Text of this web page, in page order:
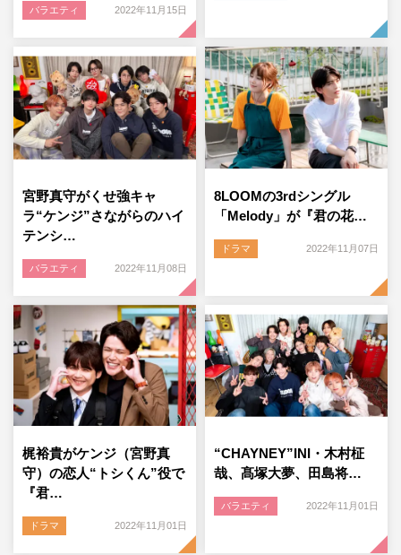
バラエティ 2022年11月15日
宮野真守がくせ強キャ
ラ“ケンジ”さながらのハイ
テンシ…
バラエティ 2022年11月08日
8LOOMの3rdシングル
「Melody」が『君の花…
ドラマ 2022年11月07日
梶裕貴がケンジ（宮野真
守）の恋人“トシくん”役で
『君…
ドラマ 2022年11月01日
“CHAYNEY”INI・木村柾
哉、髙塚大夢、田島将…
バラエティ 2022年11月01日